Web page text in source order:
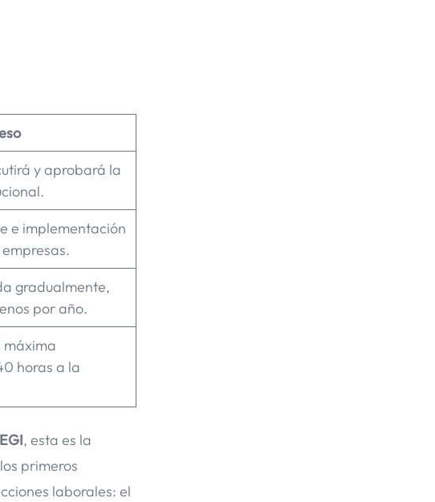
y aprobará la
e implementación
gradualmente,
por año.
horas a la
, esta es la
primeros
laborales: el